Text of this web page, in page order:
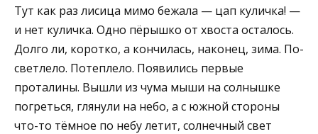
Тут как раз лисица мимо бежала — цап куличка! —
и нет ку­личка. Одно пёрышко от хвоста осталось.
Долго ли, коротко, а кончилась, наконец, зима. По­
светлело. Потеплело. Появились первые
проталины. Вы­шли из чума мыши на солнышке
погреться, глянули на небо, а с южной стороны
что-то тёмное по небу летит, солнечный свет